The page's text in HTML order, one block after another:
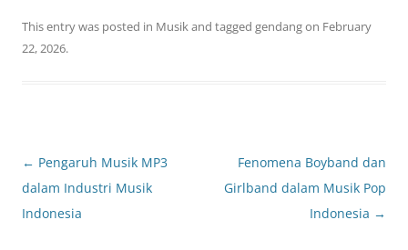
This entry was posted in Musikand tagged gendangon February
22, 2026.
Post
navigation
← Pengaruh Musik MP3
dalam Industri Musik
Indonesia
Fenomena Boyband dan
Girlband dalam Musik Pop
Indonesia →